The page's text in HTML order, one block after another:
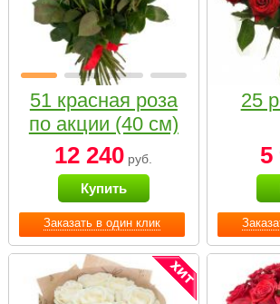
Заказать в один клик
51 красная роза
по акции (40 см)
12 240 руб.
Купить
25
5